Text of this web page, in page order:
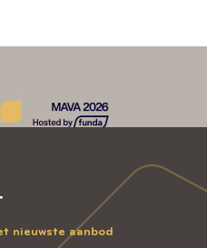
nieuwste aanbod